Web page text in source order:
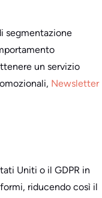
segmentazione
un servizio
Newsletter
Uniti o il GDPR in
riducendo così il